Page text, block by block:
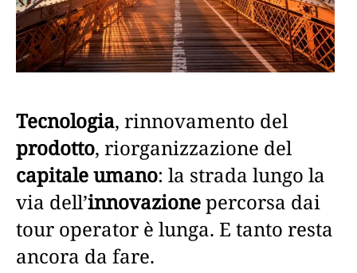
Tecnologia, rinnovamento del
prodotto, riorganizzazione del
capitale umano: la strada lungo la
via dell’innovazionepercorsa dai
tour operator è lunga. E tanto resta
ancora da fare.